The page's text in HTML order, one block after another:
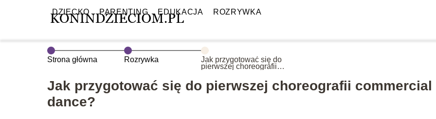
DZIECKO PARENTING EDUKACJA ROZRYWKA
Strona główna Rozrywka
Jak przygotować się do
pierwszej choreografii
Jak przygotować się do pierwszej choreografii commercial
dance?